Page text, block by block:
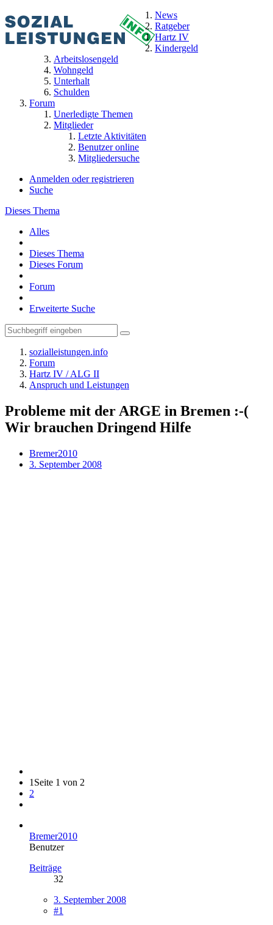
News
Ratgeber
Hartz IV
Kindergeld
Arbeitslosengeld
Wohngeld
Unterhalt
Schulden
Forum
Unerledigte Themen
Mitglieder
Letzte Aktivitäten
Benutzer online
Mitgliedersuche
Anmelden oder registrieren
Suche
Dieses Thema
Alles
Dieses Thema
Dieses Forum
Forum
Erweiterte Suche
sozialleistungen.info
Forum
Hartz IV / ALG II
Anspruch und Leistungen
Probleme mit der ARGE in Bremen :-(
Wir brauchen Dringend Hilfe
Bremer2010
3. September 2008
1 Seite 1 von 2
2
Bremer2010
Benutzer
Beiträge
32
3. September 2008
#1